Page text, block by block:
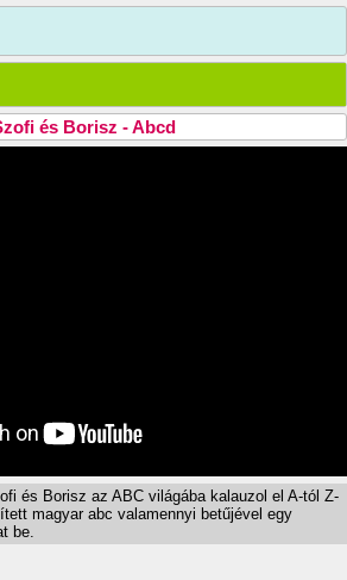
és Borisz - Abcd
és Borisz az ABC világába kalauzol el A-tól Z-
magyar abc valamennyi betűjével egy
be.